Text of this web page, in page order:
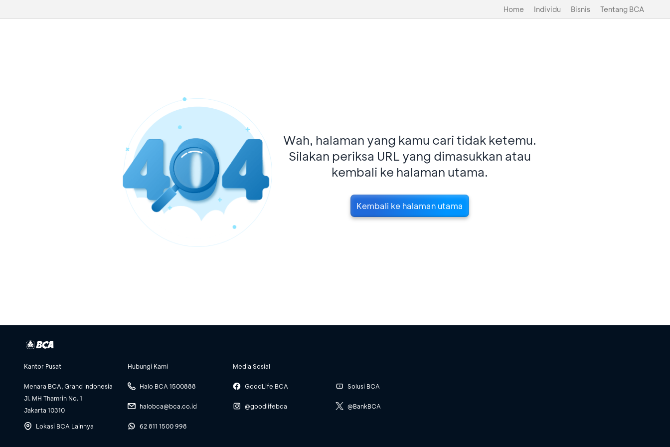
Home Individu Bisnis Tentang BCA
Wah, halaman yang kamu cari tidak ketemu.
Silakan periksa URL yang dimasukkan atau
kembali ke halaman utama.
Kembali ke halaman utama
Kantor Pusat
Menara BCA, Grand Indonesia
Jl. MH Thamrin No. 1
Jakarta 10310
Lokasi BCA Lainnya
Hubungi Kami
Halo BCA 1500888
halobca@bca.co.id
62 811 1500 998
Media Sosial
GoodLife BCA
@goodlifebca
Solusi BCA
@BankBCA